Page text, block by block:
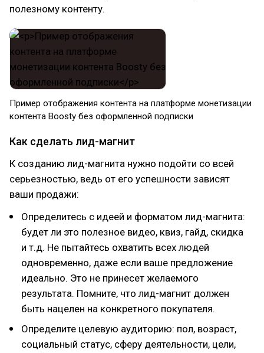
полезному контенту.
Пример отображения контента на платформе монетизации
контента Boosty без оформленной подписки
Как сделать лид-магнит
К созданию лид-магнита нужно подойти со всей
серьезностью, ведь от его успешности зависят
ваши продажи:
Определитесь с идеей и форматом лид-магнита:
будет ли это полезное видео, квиз, гайд, скидка
и т.д. Не пытайтесь охватить всех людей
одновременно, даже если ваше предложение
идеально. Это не принесет желаемого
результата. Помните, что лид-магнит должен
быть нацелен на конкретного покупателя.
Определите целевую аудиторию: пол, возраст,
социальный статус, сферу деятельности, цели,